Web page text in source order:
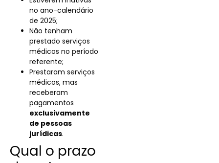
no ano-calendário
de 2025;
Não tenham
prestado serviços
médicos no período
referente;
Prestaram serviços
médicos, mas
receberam
pagamentos
exclusivamente
de pessoas
jurídicas.
Qual o prazo